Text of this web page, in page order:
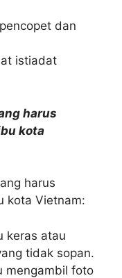
dan
istiadat
harus
kota
harus
kota Vietnam:
keras atau
tidak sopan.
mengambil foto